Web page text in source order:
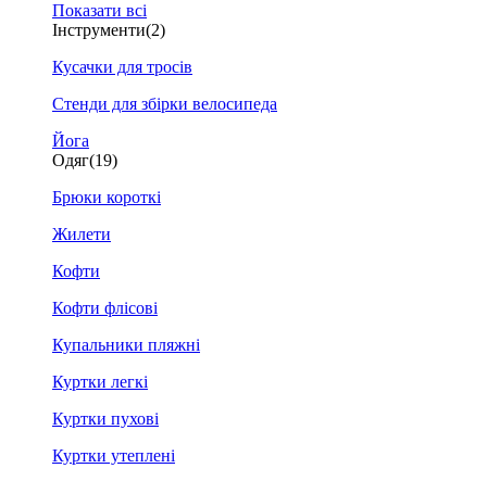
Показати всі
Інструменти(2)
Кусачки для тросів
Стенди для збірки велосипеда
Йога
Одяг(19)
Брюки короткі
Жилети
Кофти
Кофти флісові
Купальники пляжні
Куртки легкі
Куртки пухові
Куртки утеплені